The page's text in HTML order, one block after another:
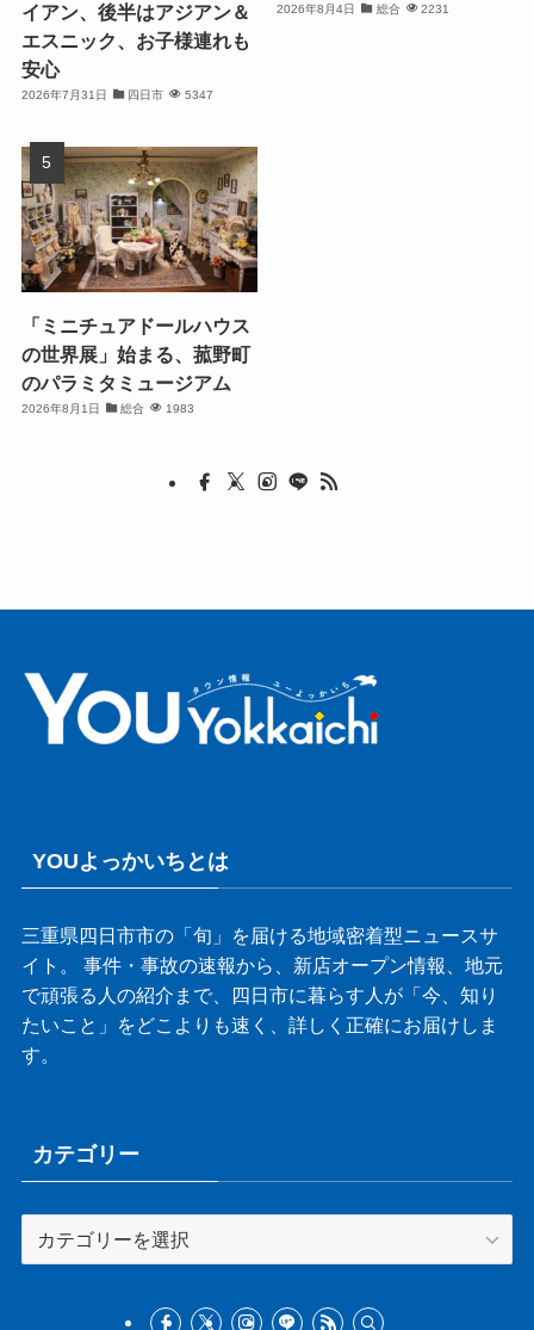
イアン、後半はアジアン＆
エスニック、お子様連れも
安心
2026年7月31日 四日市 5347
2026年8月4日 総合 2231
「ミニチュアドールハウス
の世界展」始まる、菰野町
のパラミタミュージアム
2026年8月1日 総合 1983
YOUよっかいちとは
三重県四日市市の「旬」を届ける地域密着型ニュースサ
イト。 事件・事故の速報から、新店オープン情報、地元
で頑張る人の紹介まで、四日市に暮らす人が「今、知り
たいこと」をどこよりも速く、詳しく正確にお届けしま
す。
カテゴリー
テ